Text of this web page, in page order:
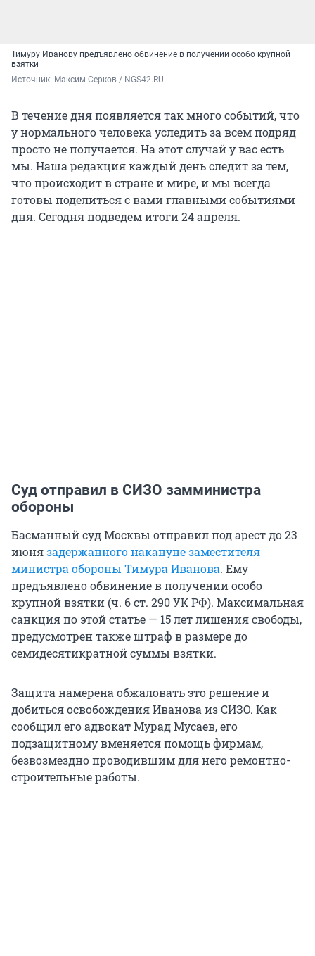
Тимуру Иванову предъявлено обвинение в получении особо крупной
взятки
Источник: Максим Серков / NGS42.RU
В течение дня появляется так много событий, что
у нормального человека уследить за всем подряд
просто не получается. На этот случай у вас есть
мы. Наша редакция каждый день следит за тем,
что происходит в стране и мире, и мы всегда
готовы поделиться с вами главными событиями
дня. Сегодня подведем итоги 24 апреля.
Суд отправил в СИЗО замминистра
обороны
Басманный суд Москвы отправил под арест до 23
июнязадержанного накануне заместителя
министра обороны Тимура Иванова. Ему
предъявлено обвинение в получении особо
крупной взятки (ч. 6 ст. 290 УК РФ). Максимальная
санкция по этой статье — 15 лет лишения свободы,
предусмотрен также штраф в размере до
семидесятикратной суммы взятки.
Защита намерена обжаловать это решение и
добиться освобождения Иванова из СИЗО. Как
сообщил его адвокат Мурад Мусаев, его
подзащитному вменяется помощь фирмам,
безвозмездно проводившим для него ремонтно-
строительные работы.